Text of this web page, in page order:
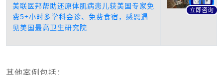
美联医邦帮助还原体肌病患儿获美国专家免
费5+小时多学科会诊、免费食宿，感恩遇
见美国最高卫生研究院
其他案例包括：
立即咨询